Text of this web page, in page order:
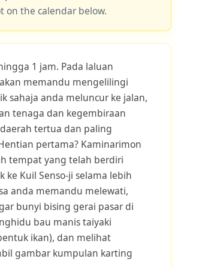
on the calendar below.
1 jam. Pada laluan
memandu mengelilingi
sahaja anda meluncur ke jalan,
tenaga dan kegembiraan
tertua dan paling
pertama? Kaminarimon
tempat yang telah berdiri
ke Kuil Senso-ji selama lebih
anda memandu melewati,
bunyi bising gerai pasar di
bau manis taiyaki
ikan), dan melihat
gambar kumpulan karting